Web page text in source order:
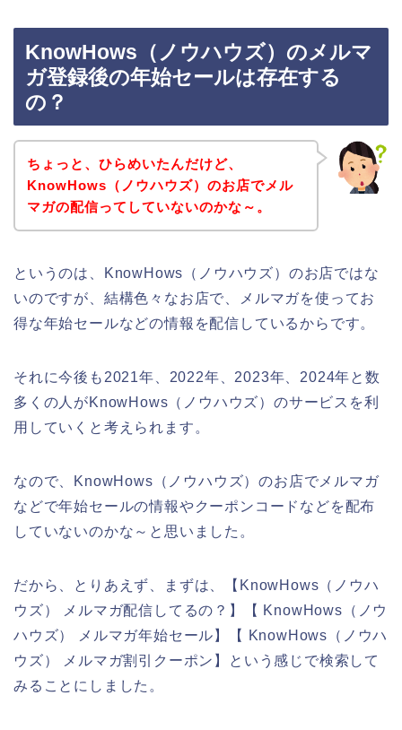
KnowHows（ノウハウズ）のメルマ
ガ登録後の年始セールは存在する
の？
ちょっと、ひらめいたんだけど、
KnowHows（ノウハウズ）のお店でメル
マガの配信ってしていないのかな～。
というのは、KnowHows（ノウハウズ）のお店ではな
いのですが、結構色々なお店で、メルマガを使ってお
得な年始セールなどの情報を配信しているからです。
それに今後も2021年、2022年、2023年、2024年と数
多くの人がKnowHows（ノウハウズ）のサービスを利
用していくと考えられます。
なので、KnowHows（ノウハウズ）のお店でメルマガ
などで年始セールの情報やクーポンコードなどを配布
していないのかな～と思いました。
だから、とりあえず、まずは、【KnowHows（ノウハ
ウズ） メルマガ配信してるの？】【 KnowHows（ノウ
ハウズ） メルマガ年始セール】【 KnowHows（ノウハ
ウズ） メルマガ割引クーポン】という感じで検索して
みることにしました。